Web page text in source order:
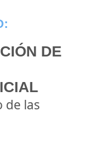
DE
de las